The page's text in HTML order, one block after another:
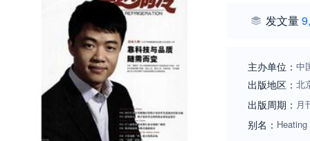
发文量
主办单位： 中
出版地区： 北
出版周期： 月
别名：